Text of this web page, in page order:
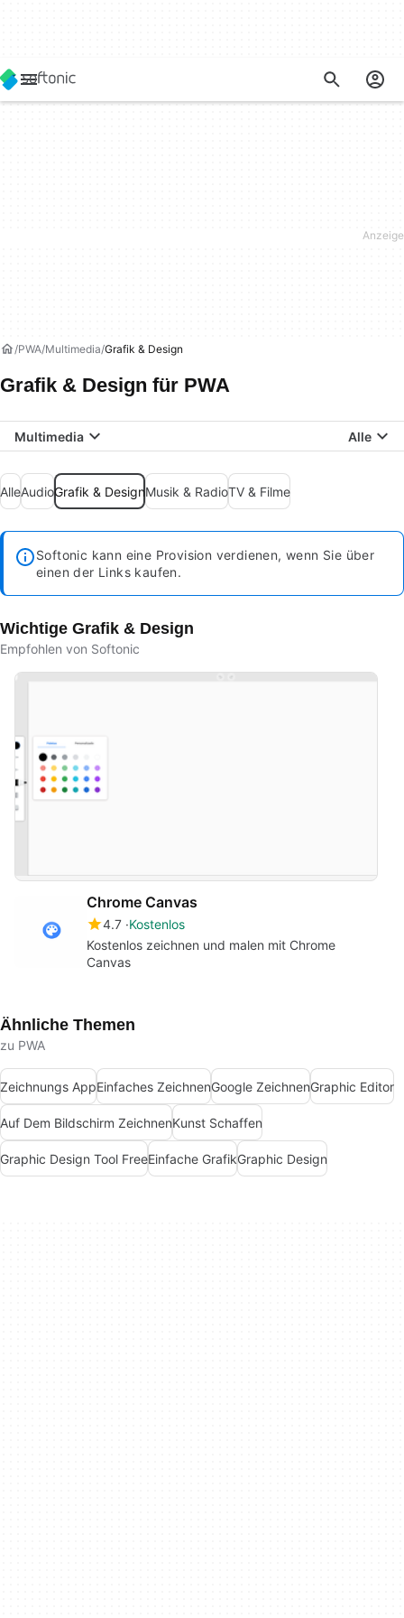
PWA Multimedia Grafik & Design
Grafik & Design für PWA
Multimedia Alle
AlleAudioGrafik & DesignMusik & RadioTV & Filme
Softonic kann eine Provision verdienen, wenn Sie über
einen der Links kaufen.
Wichtige Grafik & Design
Empfohlen von Softonic
Chrome Canvas
4.7 Kostenlos
Kostenlos zeichnen und malen mit Chrome
Canvas
Ähnliche Themen
zu PWA
Zeichnungs AppEinfaches ZeichnenGoogle ZeichnenGraphic Editor
Auf Dem Bildschirm ZeichnenKunst Schaffen
Graphic Design Tool FreeEinfache GrafikGraphic Design